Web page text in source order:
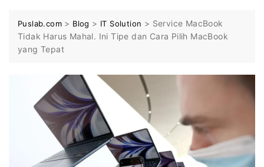
Puslab.com > Blog > IT Solution > Service MacBook
Tidak Harus Mahal. Ini Tipe dan Cara Pilih MacBook
yang Tepat